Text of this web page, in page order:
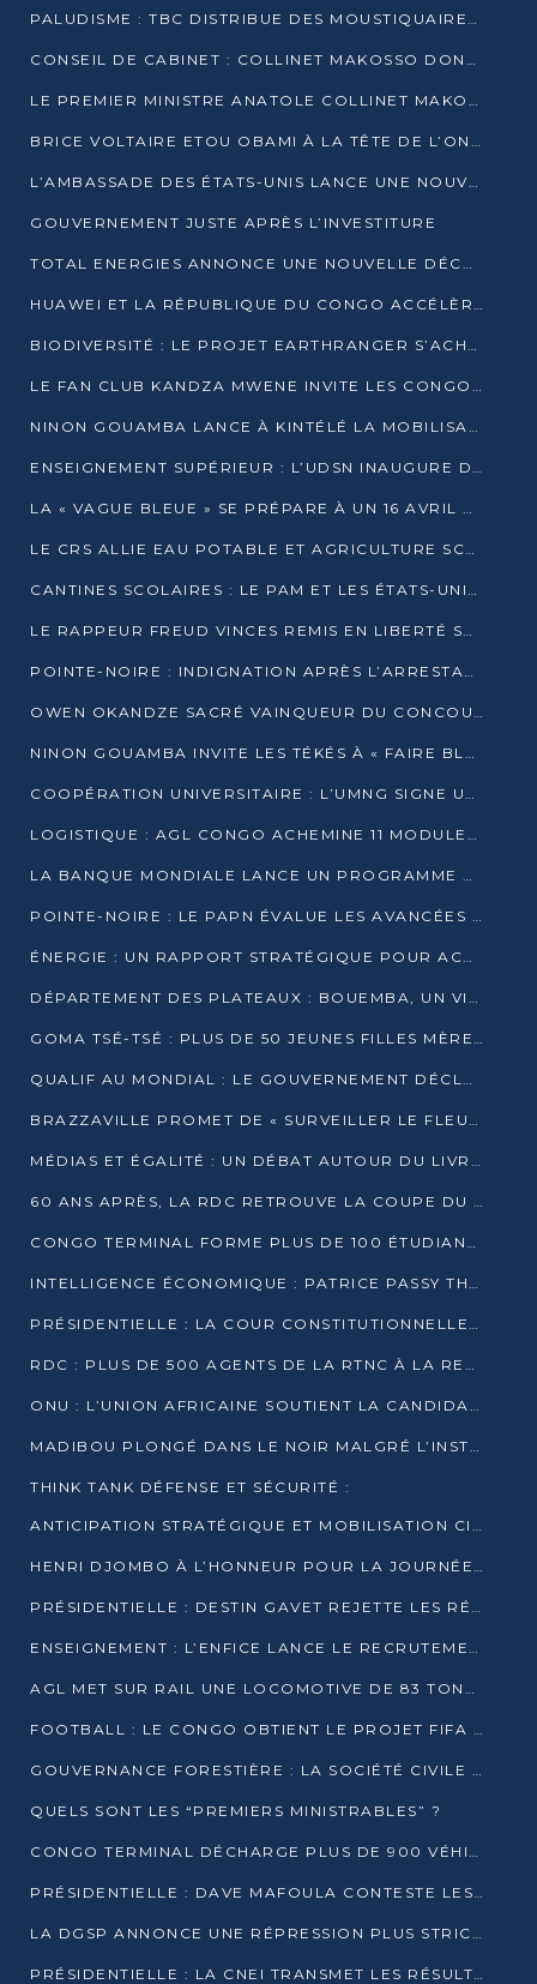
PALUDISME : TBC DISTRIBUE DES MOUSTIQUAIRES DANS DEUX CSI DE BRAZZAVILLE
CONSEIL DE CABINET : COLLINET MAKOSSO DONNE SES DERNIÈRES ORIENTATIONS
LE PREMIER MINISTRE ANATOLE COLLINET MAKOSSO DÉMISSIONNE AVEC SON GOUVERNEMENT
BRICE VOLTAIRE ETOU OBAMI À LA TÊTE DE L’ONEC-C POUR TROIS ANS
L’AMBASSADE DES ÉTATS-UNIS LANCE UNE NOUVELLE COHORTE DU PROGRAMME ACCESS MICRO-SCHOLARSHIP
GOUVERNEMENT JUSTE APRÈS L’INVESTITURE
TOTAL ENERGIES ANNONCE UNE NOUVELLE DÉCOUVERTE D’HYDROCARBURES SUR LE PERMIS MOHO AU LARGE DU CONGO
HUAWEI ET LA RÉPUBLIQUE DU CONGO ACCÉLÈRENT LEUR PARTENARIAT
BIODIVERSITÉ : LE PROJET EARTHRANGER S’ACHÈVE, MAIS LES DÉFIS DEMEURENT
LE FAN CLUB KANDZA MWENE INVITE LES CONGOLAIS À UNE FORTE AFFLUENCE AU STADE DE KINTÉLÉ
NINON GOUAMBA LANCE À KINTÉLÉ LA MOBILISATION POUR L’INVESTITURE DR DSN
ENSEIGNEMENT SUPÉRIEUR : L’UDSN INAUGURE DES LABORATOIRES POUR BOOSTER LA FORMATION PRATIQUE
LA « VAGUE BLEUE » SE PRÉPARE À UN 16 AVRIL HISTORIQUE
LE CRS ALLIE EAU POTABLE ET AGRICULTURE SCOLAIRE AU CŒUR DE LA TRANSFORMATION DES ÉCOLES RURALES
CANTINES SCOLAIRES : LE PAM ET LES ÉTATS-UNIS AU CONTACT DES ÉCOLIERS DE KINKALA
LE RAPPEUR FREUD VINCES REMIS EN LIBERTÉ SOUS PRESSION MÉDIATIQUE
POINTE-NOIRE : INDIGNATION APRÈS L’ARRESTATION DU RAPPEUR FREUD VINCES
OWEN OKANDZE SACRÉ VAINQUEUR DU CONCOURS SLAM POUR LA VIE
NINON GOUAMBA INVITE LES TÉKÉS À « FAIRE BLOC » POUR PESER DANS LE DÉBAT NATIONAL
COOPÉRATION UNIVERSITAIRE : L’UMNG SIGNE UN ACCORD STRATÉGIQUE AVEC L’UNIVERSITÉ HAINAN EN CHINE
LOGISTIQUE : AGL CONGO ACHEMINE 11 MODULES GÉANTS JUSQU’À BRAZZAVILLE
LA BANQUE MONDIALE LANCE UN PROGRAMME DE 394 MILLIONS DE DOLLARS POUR LE BASSIN DU CONGO
POINTE-NOIRE : LE PAPN ÉVALUE LES AVANCÉES DU MÔLE EST
ÉNERGIE : UN RAPPORT STRATÉGIQUE POUR ACCÉLÉRER LA TRANSITION AU CONGO
DÉPARTEMENT DES PLATEAUX : BOUEMBA, UN VIVIER ÉCONOMIQUE PRÊT À EXPLOSER
GOMA TSÉ-TSÉ : PLUS DE 50 JEUNES FILLES MÈRES SENSIBILISÉES À LA SANTÉ SEXUELLE
QUALIF AU MONDIAL : LE GOUVERNEMENT DÉCLARE LA JOURNÉE DU 1ER AVRIL 2026 CHÔMÉE ET PAYÉE
BRAZZAVILLE PROMET DE « SURVEILLER LE FLEUVE » APRÈS LA QUALIFICATION DE LA RDC AU MONDIAL
MÉDIAS ET ÉGALITÉ : UN DÉBAT AUTOUR DU LIVRE « CES FEMMES QUI REPRENNENT LE POUVOIR SUR LEUR VIE »
60 ANS APRÈS, LA RDC RETROUVE LA COUPE DU MONDE
CONGO TERMINAL FORME PLUS DE 100 ÉTUDIANTS AUX TECHNIQUES D’EMBAUCHE
INTELLIGENCE ÉCONOMIQUE : PATRICE PASSY THÉORISE UNE STRATÉGIE ADAPTÉE AUX CONTEXTES FRAGMENTÉS
PRÉSIDENTIELLE : LA COUR CONSTITUTIONNELLE CONFIRME LA VICTOIRE DE SASSOU NGUESSO AVEC 94,90 % DES SUFFRAGES
RDC : PLUS DE 500 AGENTS DE LA RTNC À LA RETRAITE, UNE PAGE SE TOURNE
ONU : L’UNION AFRICAINE SOUTIENT LA CANDIDATURE DE MACKY SALL
MADIBOU PLONGÉ DANS LE NOIR MALGRÉ L’INSTALLATION D’UN NOUVEAU TRANSFORMATEUR
THINK TANK DÉFENSE ET SÉCURITÉ :
ANTICIPATION STRATÉGIQUE ET MOBILISATION CITOYENNE POUR NOTRE SOUVERAINETÉ NATIONALE
HENRI DJOMBO À L’HONNEUR POUR LA JOURNÉE MONDIALE DU THÉÂTRE
PRÉSIDENTIELLE : DESTIN GAVET REJETTE LES RÉSULTATS ET APPELLE À UN DIALOGUE NATIONAL
ENSEIGNEMENT : L’ENFICE LANCE LE RECRUTEMENT DE SA PREMIÈRE PROMOTION DE PROFESSEURS DES ÉCOLES
AGL MET SUR RAIL UNE LOCOMOTIVE DE 83 TONNES À POINTE-NOIRE
FOOTBALL : LE CONGO OBTIENT LE PROJET FIFA ARENA POUR SES 15 DÉPARTEMENTS
GOUVERNANCE FORESTIÈRE : LA SOCIÉTÉ CIVILE CONGOLAISE AFFICHE SES PRIORITÉS POUR 2026
QUELS SONT LES “PREMIERS MINISTRABLES” ?
CONGO TERMINAL DÉCHARGE PLUS DE 900 VÉHICULES EN QUELQUES HEURES
PRÉSIDENTIELLE : DAVE MAFOULA CONTESTE LES RÉSULTATS PROVISOIRES
LA DGSP ANNONCE UNE RÉPRESSION PLUS STRICTE CONTRE LES MOTO-TAXIS
PRÉSIDENTIELLE : LA CNEI TRANSMET LES RÉSULTATS PROVISOIRES À LA COUR CONSTITUTIONNELLE